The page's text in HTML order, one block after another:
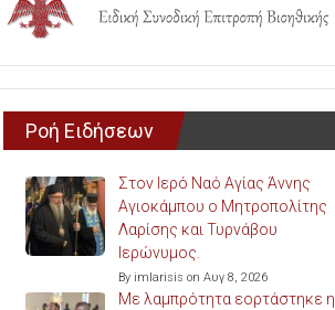
Ροή Ειδήσεων
Στον Ιερό Ναό Αγίας Άννης
Αγιοκάμπου ο Μητροπολίτης
Λαρίσης και Τυρνάβου
Ιερώνυμος.
By imlarisis on Αυγ 8, 2026
Με λαμπρότητα εορτάστηκε η